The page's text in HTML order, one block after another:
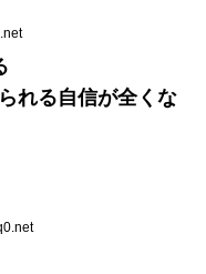
れる自信が全くな